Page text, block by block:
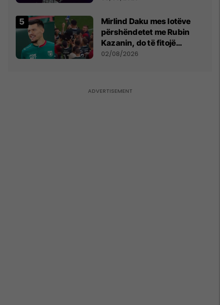
Mirlind Daku mes lotëve
përshëndetet me Rubin
Kazanin, do të fitojë
miliona te Spartak Moska
02/08/2026